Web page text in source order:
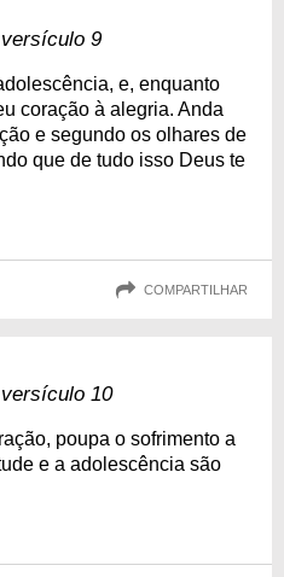
9
e, enquanto
coração à alegria. Anda
e segundo os olhares de
que de tudo isso Deus te
COMPARTILHAR
10
poupa o sofrimento a
e a adolescência são